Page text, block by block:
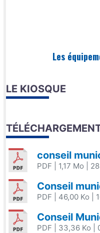
Les
LE KIOSQUE
conseil
PDF | 1,17 Mo |
Conseil
PDF | 46,00 Ko |
Conseil
PDF | 33,36 Ko |